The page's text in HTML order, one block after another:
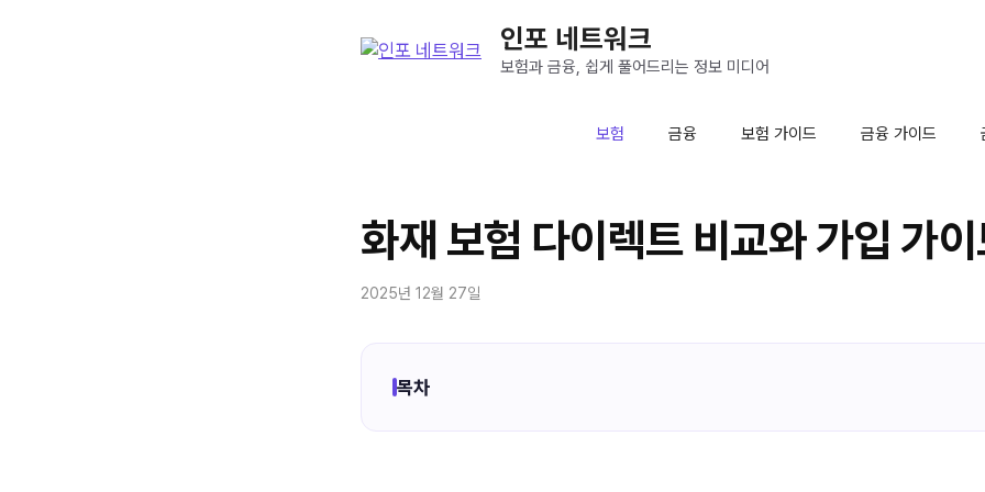
인포 네트워크
보험과 금융, 쉽게 풀어드리는 정보 미디어
보험 금융 보험 가이드 금융 가이드
화재 보험 다이렉트 비교와 가입 가
2025년 12월 27일
목차